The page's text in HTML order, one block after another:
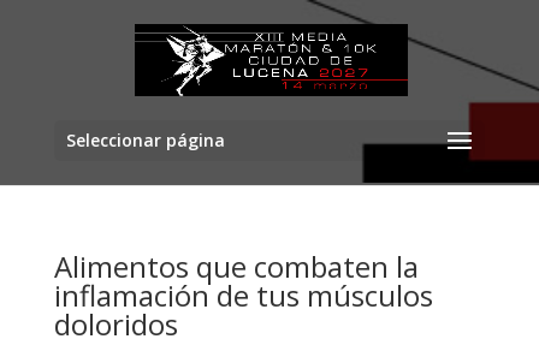
Seleccionar página
Alimentos que combaten la
inflamación de tus músculos
doloridos